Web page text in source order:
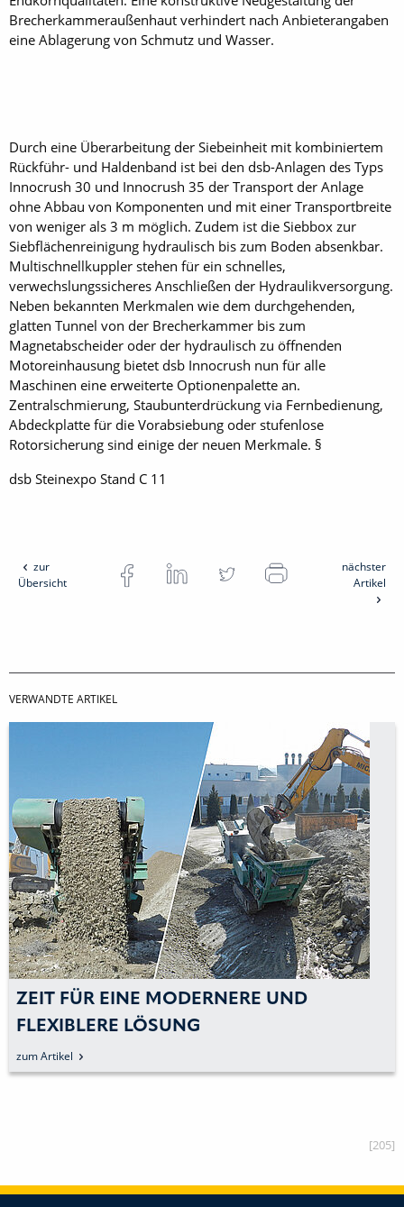
Brecherkammeraußenhaut verhindert nach Anbieterangaben
eine Ablagerung von Schmutz und Wasser.
Durch eine Überarbeitung der Siebeinheit mit kombiniertem
Rückführ- und Haldenband ist bei den dsb-Anlagen des Typs
Innocrush 30 und Innocrush 35 der Transport der Anlage
ohne Abbau von Komponenten und mit einer Transportbreite
von weniger als 3 m möglich. Zudem ist die Siebbox zur
Siebflächenreinigung hydraulisch bis zum Boden absenkbar.
Multischnellkuppler stehen für ein schnelles,
verwechslungssicheres Anschließen der Hydraulikversorgung.
Neben bekannten Merkmalen wie dem durchgehenden,
glatten Tunnel von der Brecherkammer bis zum
Magnetabscheider oder der hydraulisch zu öffnenden
Motoreinhausung bietet dsb Innocrush nun für alle
Maschinen eine erweiterte Optionenpalette an.
Zentralschmierung, Staub­unterdrückung via Fernbedienung,
Abdeckplatte für die Vorabsiebung oder stufenlose
Rotorsicherung sind einige der neuen Merkmale. §
dsb Steinexpo Stand C 11
zur
Übersicht
nächster
Artikel
VERWANDTE ARTIKEL
ZEIT FÜR EINE MODERNERE UND
FLEXIBLERE LÖSUNG
zum Artikel
[205]